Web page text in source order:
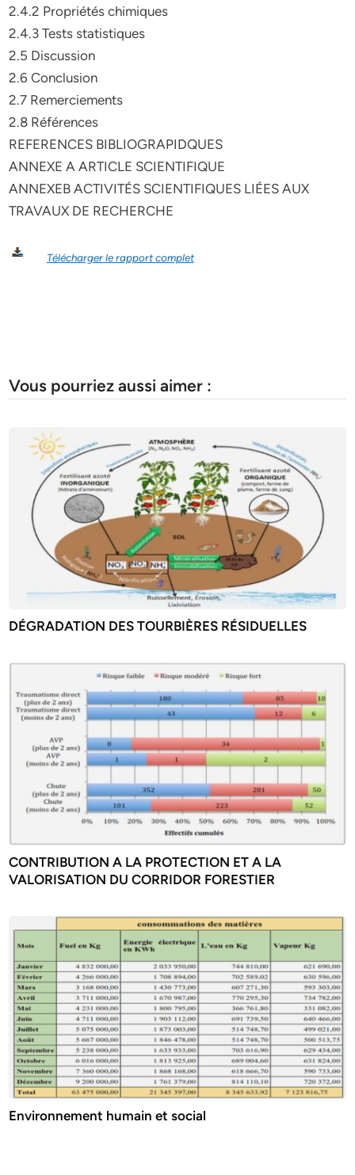
2.4.2 Propriétés chimiques
2.4.3 Tests statistiques
2.5 Discussion
2.6 Conclusion
2.7 Remerciements
2.8 Références
REFERENCES BIBLIOGRAPIDQUES
ANNEXE A ARTICLE SCIENTIFIQUE
ANNEXEB ACTIVITÉS SCIENTIFIQUES LIÉES AUX
TRAVAUX DE RECHERCHE
Télécharger le rapport complet
Vous pourriez aussi aimer :
DÉGRADATION DES TOURBIÈRES RÉSIDUELLES
CONTRIBUTION A LA PROTECTION ET A LA
VALORISATION DU CORRIDOR FORESTIER
Environnement humain et social